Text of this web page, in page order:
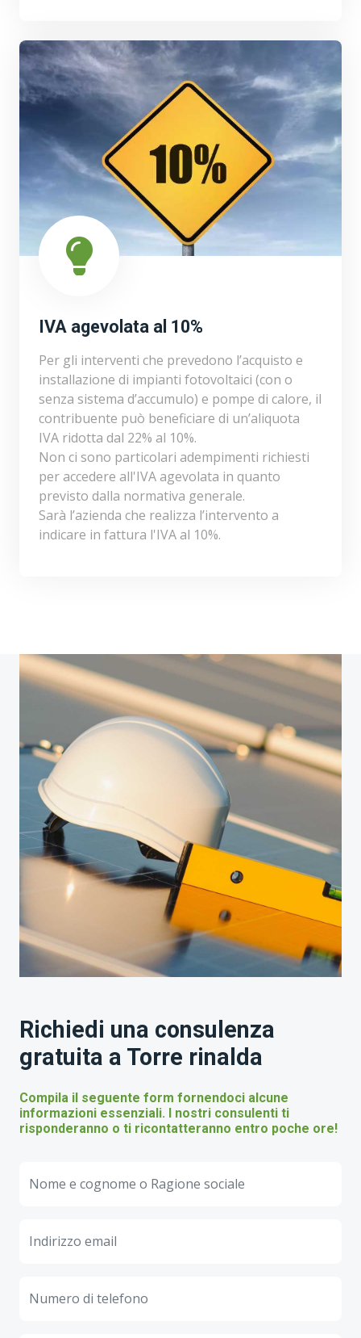
IVA agevolata al 10%
Per gli interventi che prevedono l’acquisto e
installazione di impianti fotovoltaici (con o
senza sistema d’accumulo) e pompe di calore, il
contribuente può beneficiare di un’aliquota
IVA ridotta dal 22% al 10%.
Non ci sono particolari adempimenti richiesti
per accedere all'IVA agevolata in quanto
previsto dalla normativa generale.
Sarà l’azienda che realizza l’intervento a
indicare in fattura l'IVA al 10%.
Richiedi una consulenza
gratuita a Torre rinalda
Compila il seguente form fornendoci alcune
informazioni essenziali. I nostri consulenti ti
risponderanno o ti ricontatteranno entro poche ore!